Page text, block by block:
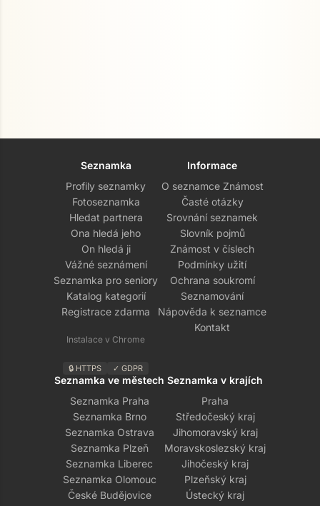
Seznamka
Profily seznamky
Fotoseznamka
Hledat partnera
Ona hledá jeho
On hledá ji
Vážné seznámení
Seznamka pro seniory
Katalog kategorií
Registrace zdarma
Instalace v Chrome
🔒 HTTPS ✓ GDPR
Informace
O seznamce Známost
Časté otázky
Srovnání seznamek
Slovník pojmů
Známost v číslech
Podmínky užití
Ochrana soukromí
Seznamování
Nápověda k seznamce
Kontakt
Seznamka ve městech
Seznamka Praha
Seznamka Brno
Seznamka Ostrava
Seznamka Plzeň
Seznamka Liberec
Seznamka Olomouc
České Budějovice
Seznamka v krajích
Praha
Středočeský kraj
Jihomoravský kraj
Moravskoslezský kraj
Jihočeský kraj
Plzeňský kraj
Ústecký kraj